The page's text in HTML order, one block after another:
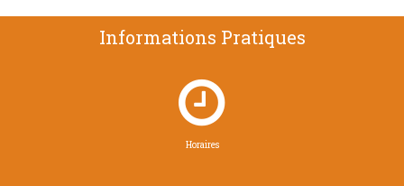
Informations Pratiques

Horaires